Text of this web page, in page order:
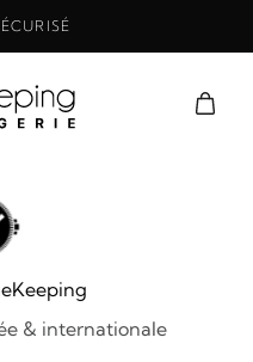
& internationale